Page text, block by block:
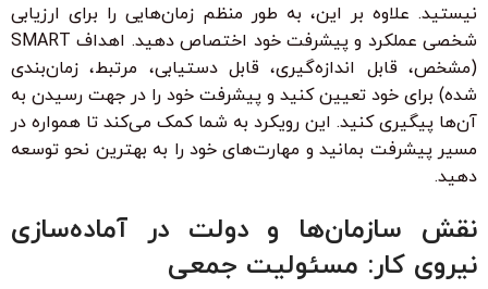
نیستید. علاوه بر این، به طور منظم زمان‌هایی را برای ارزیابی
شخصی عملکرد و پیشرفت خود اختصاص دهید. اهداف SMART
(مشخص، قابل اندازه‌گیری، قابل دستیابی، مرتبط، زمان‌بندی
شده) برای خود تعیین کنید و پیشرفت خود را در جهت رسیدن به
آن‌ها پیگیری کنید. این رویکرد به شما کمک می‌کند تا همواره در
مسیر پیشرفت بمانید و مهارت‌های خود را به بهترین نحو توسعه
دهید.
نقش سازمان‌ها و دولت در آماده‌سازی
نیروی کار: مسئولیت جمعی